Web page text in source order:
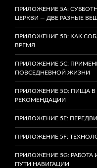
ПРИЛОЖЕНИЕ 5A:
ЦЕРКВИ — ДВЕ РАЗНЫЕ
ПРИЛОЖЕНИЕ 5B: КАК
ВРЕМЯ
ПРИЛОЖЕНИЕ 5C:
ПОВСЕДНЕВНОЙ ЖИЗНИ
ПРИЛОЖЕНИЕ 5D: ПИЩА В
РЕКОМЕНДАЦИИ
ПРИЛОЖЕНИЕ 5E:
ПРИЛОЖЕНИЕ 5F:
ПРИЛОЖЕНИЕ 5G: РАБОТА
ПУТИ НАВИГАЦИИ